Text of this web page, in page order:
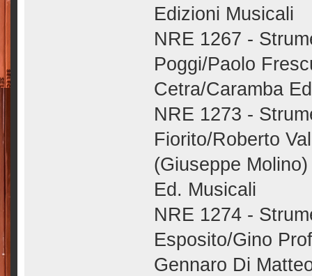
Edizioni Musicali
NRE 1267 -
Poggi/Paolo
Cetra/Caramba
NRE 1273 -
Fiorito/Roberto
(Giuseppe
Ed. Musicali
NRE 1274 -
Esposito/Gino
Gennaro Di